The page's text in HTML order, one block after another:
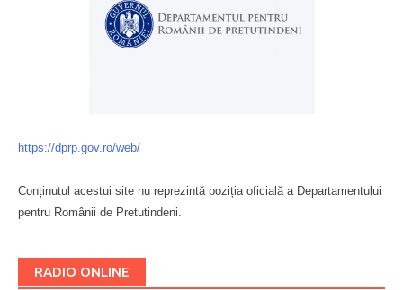
https://dprp.gov.ro/web/
Conținutul acestui site nu reprezintă poziția oficială a Departamentului
pentru Românii de Pretutindeni.
RADIO ONLINE